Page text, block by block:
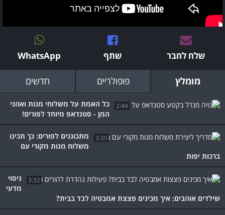
שלח לחבר שתף WhatsApp
מומלץ פופולריים חדשים
2:44
כל האמת על משלוחי מנות ואוזני
המן - סטנדאפ מיוחד לפורים!
3:35
מתכוננים לפורים: כך תכינו
משלוח מנות מקורי עם
ברכות יפות
3:32
ניסוי
מדעי
שילדים אוהבים: איך מכינים פצצת אמבטיה לבד בבית?